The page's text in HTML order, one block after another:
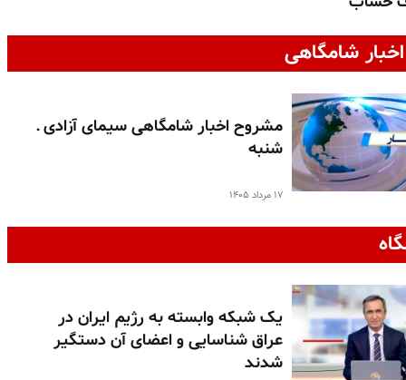
شامگاهی
مشروح اخبار شامگاهی سیمای آزادی ـ
شنبه
۱۷ مرداد ۱۴۰۵
یک شبکه وابسته به رژیم ایران در
عراق شناسایی و اعضای آن دستگیر
شدند